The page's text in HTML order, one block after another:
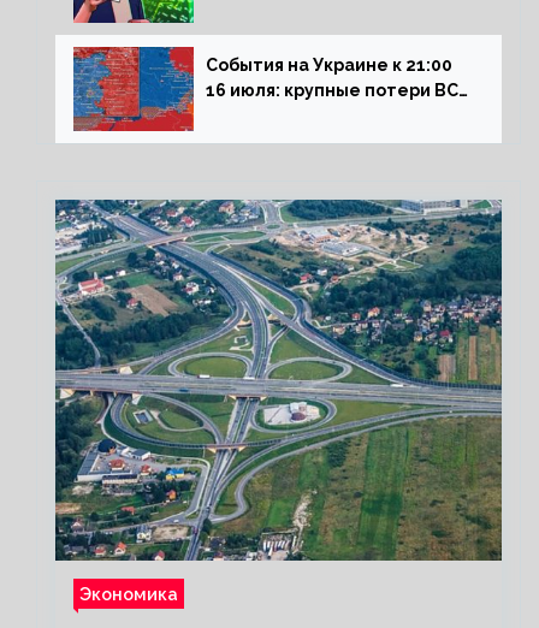
на рынок РФ
События на Украине к 21:00
16 июля: крупные потери ВСУ
обстреливает Донбасс из
Экономика